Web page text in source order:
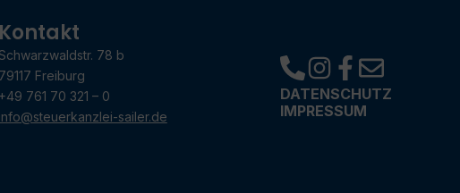
Kontakt
78 b
79117 Freiburg
+49 761 70 321 – 0
info@steuerkanzlei-sailer.de
DATENSCHUTZ
IMPRESSUM